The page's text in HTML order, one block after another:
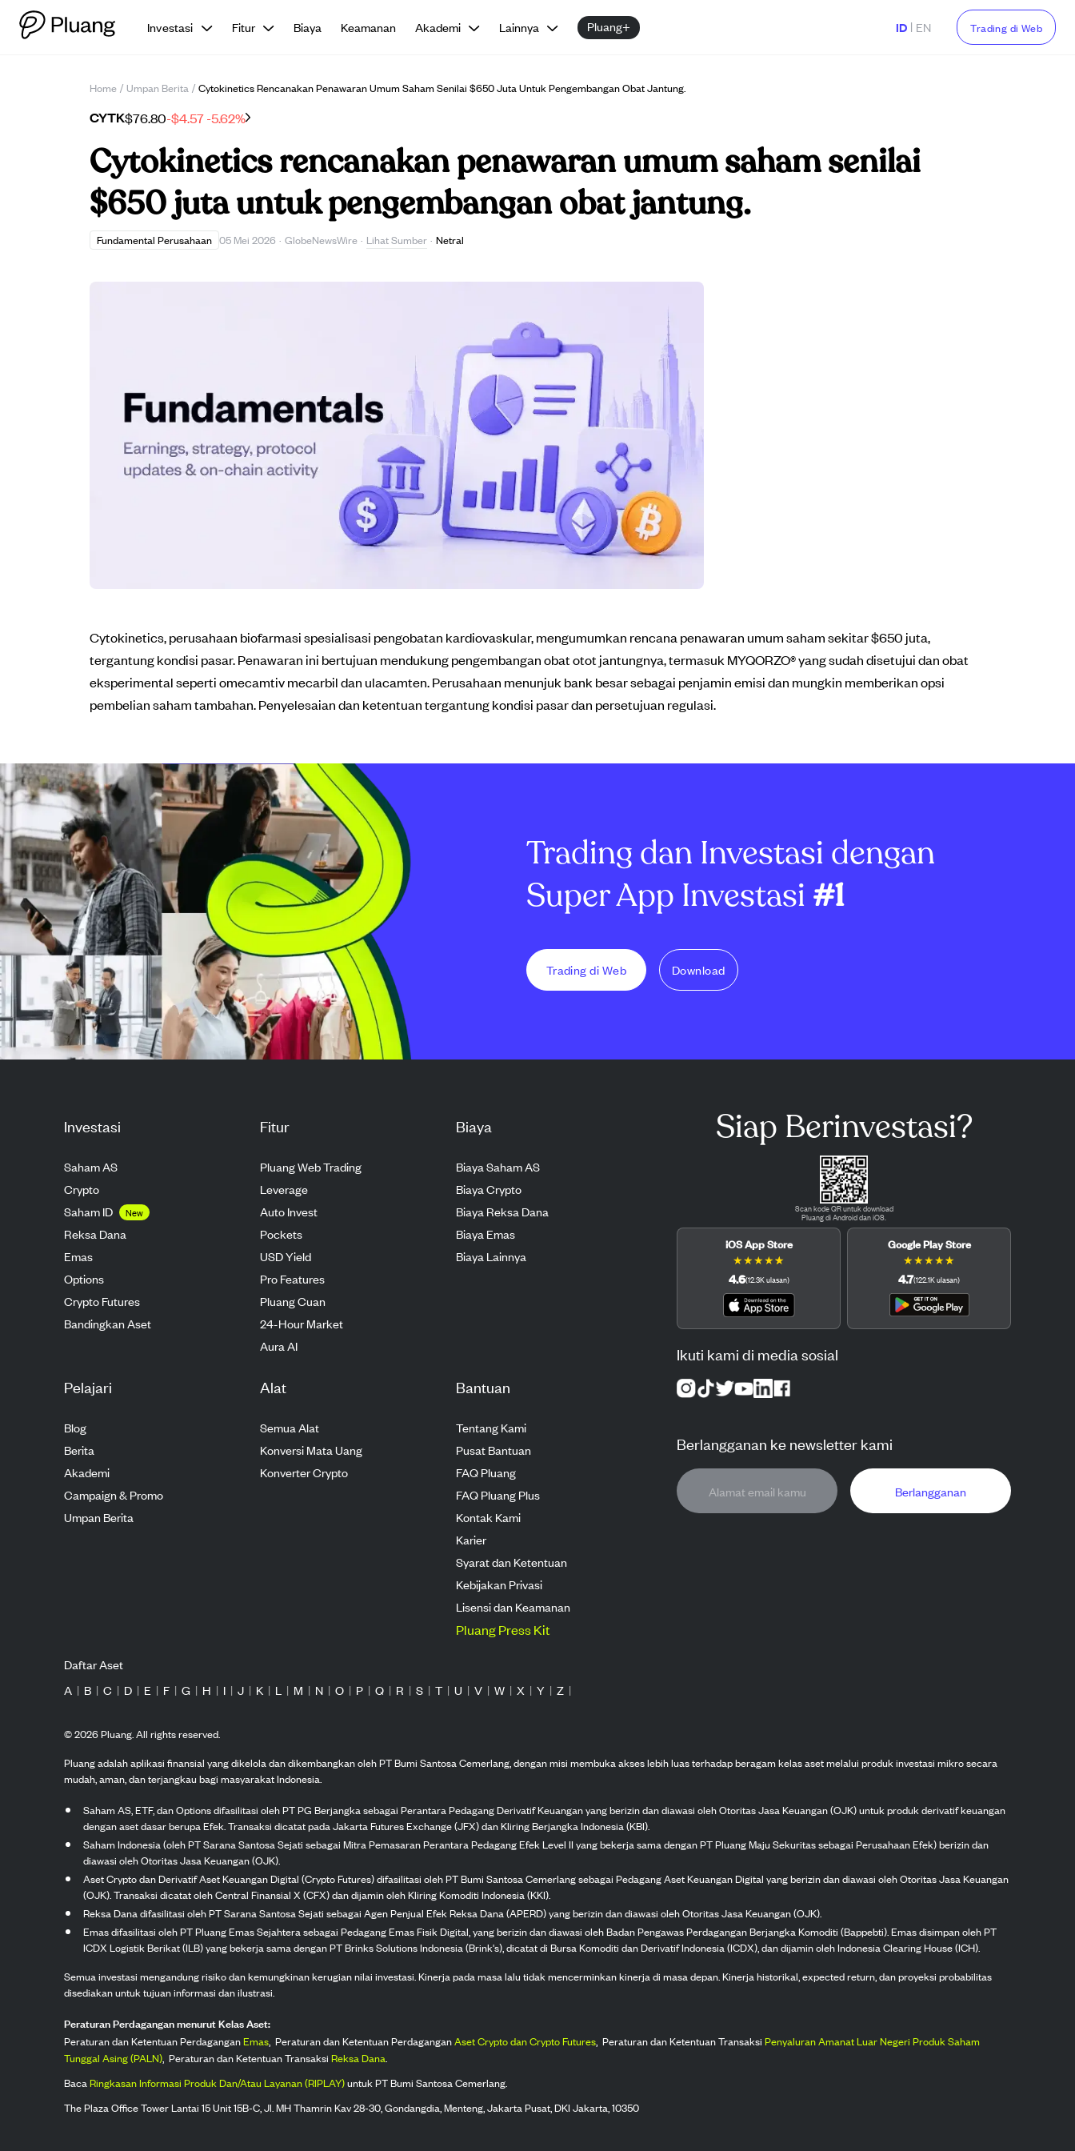
Investasi Fitur Biaya Keamanan Akademi Lainnya Pluang+ ID | EN Trading di Web
Home / Umpan Berita / Cytokinetics Rencanakan Penawaran Umum Saham Senilai $650 Juta Untuk Pengembangan Obat Jantung.
CYTK$76.80-$4.57-5.62%
Cytokinetics rencanakan penawaran umum saham senilai
$650 juta untuk pengembangan obat jantung.
Fundamental Perusahaan 05 Mei 2026 · GlobeNewsWire · Lihat Sumber · Netral
Cytokinetics, perusahaan biofarmasi spesialisasi pengobatan kardiovaskular, mengumumkan rencana penawaran umum saham sekitar $650 juta,
tergantung kondisi pasar. Penawaran ini bertujuan mendukung pengembangan obat otot jantungnya, termasuk MYQORZO® yang sudah disetujui dan obat
eksperimental seperti omecamtiv mecarbil dan ulacamten. Perusahaan menunjuk bank besar sebagai penjamin emisi dan mungkin memberikan opsi
pembelian saham tambahan. Penyelesaian dan ketentuan tergantung kondisi pasar dan persetujuan regulasi.
Trading dan Investasi dengan
Super App Investasi #1
Trading di Web Download
Investasi
Saham AS
Crypto
Saham ID
New
Reksa Dana
Emas
Options
Crypto Futures
Bandingkan Aset
Fitur
Pluang Web Trading
Leverage
Auto Invest
Pockets
USD Yield
Pro Features
Pluang Cuan
24-Hour Market
Aura AI
Biaya
Biaya Saham AS
Biaya Crypto
Biaya Reksa Dana
Biaya Emas
Biaya Lainnya
Pelajari
Blog
Berita
Akademi
Campaign & Promo
Umpan Berita
Alat
Semua Alat
Konversi Mata Uang
Konverter Crypto
Bantuan
Tentang Kami
Pusat Bantuan
FAQ Pluang
FAQ Pluang Plus
Kontak Kami
Karier
Syarat dan Ketentuan
Kebijakan Privasi
Lisensi dan Keamanan
Pluang Press Kit
Siap Berinvestasi?
Scan kode QR untuk download
Pluang di Android dan iOS.
iOS App Store
★★★★★
4.6(12.3Kulasan)
Google Play Store
★★★★★
4.7(122.1Kulasan)
Ikuti kami di media sosial
Berlangganan ke newsletter kami
Berlangganan
Daftar Aset
A | B | C | D | E | F | G | H | I | J | K | L | M | N | O | P | Q | R | S | T | U | V | W | X | Y | Z |
©2026Pluang. All rights reserved.
Pluang adalah aplikasi finansial yang dikelola dan dikembangkan oleh PT Bumi Santosa Cemerlang, dengan misi membuka akses lebih luas terhadap beragam kelas aset melalui produk investasi mikro secara
mudah, aman, dan terjangkau bagi masyarakat Indonesia.
Saham AS, ETF, dan Options difasilitasi oleh PT PG Berjangka sebagai Perantara Pedagang Derivatif Keuangan yang berizin dan diawasi oleh Otoritas Jasa Keuangan (OJK) untuk produk derivatif keuangan
dengan aset dasar berupa Efek. Transaksi dicatat pada Jakarta Futures Exchange (JFX) dan Kliring Berjangka Indonesia (KBI).
Saham Indonesia (oleh PT Sarana Santosa Sejati sebagai Mitra Pemasaran Perantara Pedagang Efek Level II yang bekerja sama dengan PT Pluang Maju Sekuritas sebagai Perusahaan Efek) berizin dan
diawasi oleh Otoritas Jasa Keuangan (OJK).
Aset Crypto dan Derivatif Aset Keuangan Digital (Crypto Futures) difasilitasi oleh PT Bumi Santosa Cemerlang sebagai Pedagang Aset Keuangan Digital yang berizin dan diawasi oleh Otoritas Jasa Keuangan
(OJK). Transaksi dicatat oleh Central Finansial X (CFX) dan dijamin oleh Kliring Komoditi Indonesia (KKI).
Reksa Dana difasilitasi oleh PT Sarana Santosa Sejati sebagai Agen Penjual Efek Reksa Dana (APERD) yang berizin dan diawasi oleh Otoritas Jasa Keuangan (OJK).
Emas difasilitasi oleh PT Pluang Emas Sejahtera sebagai Pedagang Emas Fisik Digital, yang berizin dan diawasi oleh Badan Pengawas Perdagangan Berjangka Komoditi (Bappebti). Emas disimpan oleh PT
ICDX Logistik Berikat (ILB) yang bekerja sama dengan PT Brinks Solutions Indonesia (Brink's), dicatat di Bursa Komoditi dan Derivatif Indonesia (ICDX), dan dijamin oleh Indonesia Clearing House (ICH).
Semua investasi mengandung risiko dan kemungkinan kerugian nilai investasi. Kinerja pada masa lalu tidak mencerminkan kinerja di masa depan. Kinerja historikal, expected return, dan proyeksi probabilitas
disediakan untuk tujuan informasi dan ilustrasi.
Peraturan Perdagangan menurut Kelas Aset:
Peraturan dan Ketentuan PerdaganganEmas, Peraturan dan Ketentuan PerdaganganAset Crypto dan Crypto Futures, Peraturan dan Ketentuan Transaksi Penyaluran Amanat Luar Negeri Produk Saham
Tunggal Asing (PALN), Peraturan dan Ketentuan Transaksi Reksa Dana.
BacaRingkasan Informasi Produk Dan/Atau Layanan (RIPLAY)untuk PT Bumi Santosa Cemerlang.
The Plaza Office Tower Lantai 15 Unit 15B-C, Jl. MH Thamrin Kav 28-30, Gondangdia, Menteng, Jakarta Pusat, DKI Jakarta, 10350